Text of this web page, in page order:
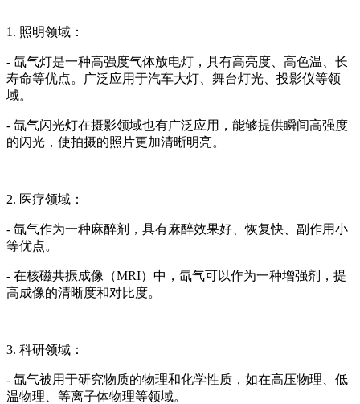
1. 照明领域：
- 氙气灯是一种高强度气体放电灯，具有高亮度、高色温、长
寿命等优点。广泛应用于汽车大灯、舞台灯光、投影仪等领
域。
- 氙气闪光灯在摄影领域也有广泛应用，能够提供瞬间高强度
的闪光，使拍摄的照片更加清晰明亮。
2. 医疗领域：
- 氙气作为一种麻醉剂，具有麻醉效果好、恢复快、副作用小
等优点。
- 在核磁共振成像（MRI）中，氙气可以作为一种增强剂，提
高成像的清晰度和对比度。
3. 科研领域：
- 氙气被用于研究物质的物理和化学性质，如在高压物理、低
温物理、等离子体物理等领域。